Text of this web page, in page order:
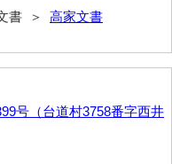
書 ＞ 高家文書
号（台道村3758番字西井